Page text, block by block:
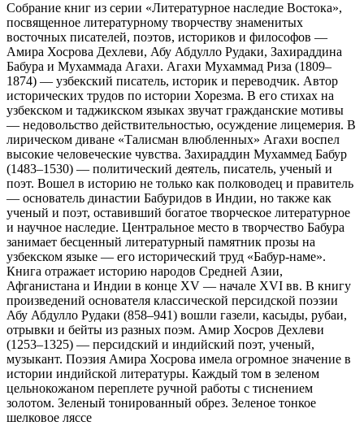
Собрание книг из серии «Литературное наследие Востока»,
посвященное литературному творчеству знаменитых
восточных писателей, поэтов, историков и философов —
Амира Хосрова Дехлеви, Абу Абдулло Рудаки, Захираддина
Бабура и Мухаммада Агахи. Агахи Мухаммад Риза (1809–
1874) — узбекский писатель, историк и переводчик. Автор
исторических трудов по истории Хорезма. В его стихах на
узбекском и таджикском языках звучат гражданские мотивы
— недовольство действительностью, осуждение лицемерия. В
лирическом диване «Талисман влюбленных» Агахи воспел
высокие человеческие чувства. Захираддин Мухаммед Бабур
(1483–1530) — политический деятель, писатель, ученый и
поэт. Вошел в историю не только как полководец и правитель
— основатель династии Бабуридов в Индии, но также как
ученый и поэт, оставивший богатое творческое литературное
и научное наследие. Центральное место в творчество Бабура
занимает бесценный литературный памятник прозы на
узбекском языке — его исторический труд «Бабур-наме».
Книга отражает историю народов Средней Азии,
Афганистана и Индии в конце XV — начале XVI вв. В книгу
произведений основателя классической персидской поэзии
Абу Абдулло Рудаки (858–941) вошли газели, касыды, рубаи,
отрывки и бейты из разных поэм. Амир Хосров Дехлеви
(1253–1325) — персидский и индийский поэт, ученый,
музыкант. Поэзия Амира Хосрова имела огромное значение в
истории индийской литературы. Каждый том в зеленом
цельнокожаном переплете ручной работы с тиснением
золотом. Зеленый тонированный обрез. Зеленое тонкое
шелковое ляссе